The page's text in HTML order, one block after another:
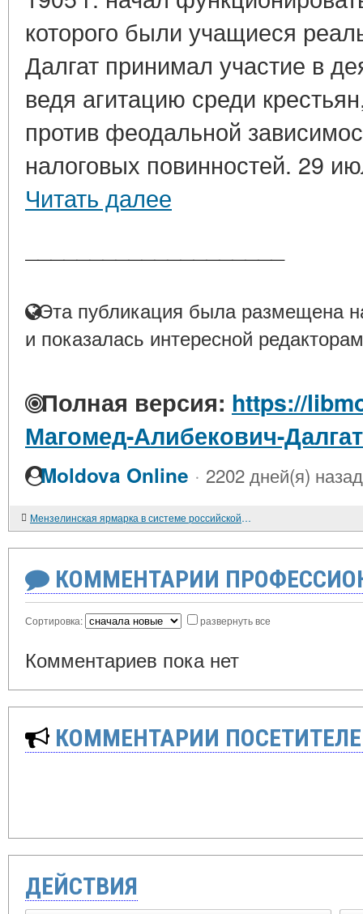
которого были учащиеся
Далгат принимал участие в
ведя агитацию среди
против феодальной
налоговых повинностей. 29
Читать далее
Эта публикация была размещена
и показалась интересной
Полная версия: https://
Магомед-Алибекович-Далгат
Moldova Online · 2202 дней(я) назад
Мензелинская ярмарка в системе российской торговли. XIX - начало XX в.
КОММЕНТАРИИ
Сортировка: развернуть все
Комментариев пока нет
КОММЕНТАРИИ
ДЕЙСТВИЯ